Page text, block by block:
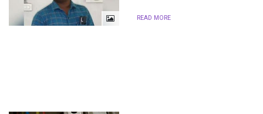
READ MORE